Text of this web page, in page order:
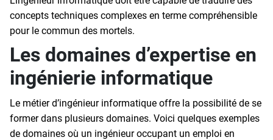
concepts techniques complexes en terme compréhensible
pour le commun des mortels.
Les domaines d’expertise en
ingénierie informatique
Le métier d’ingénieur informatique offre la possibilité de se
former dans plusieurs domaines. Voici quelques exemples
de domaines où un ingénieur occupant un emploi en